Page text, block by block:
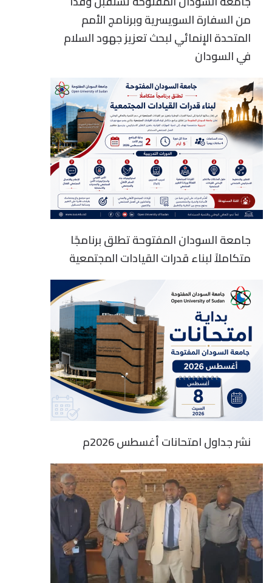
من السفارة السويسرية وبرنامج الأمم
المتحدة الإنمائي لبحث تعزيز جهود السلام
في السودان
جامعة السودان المفتوحة تطلق برنامجًا
متكاملاً لبناء قدرات القيادات المجتمعية
نشر جداول امتحانات أغسطس 2026م